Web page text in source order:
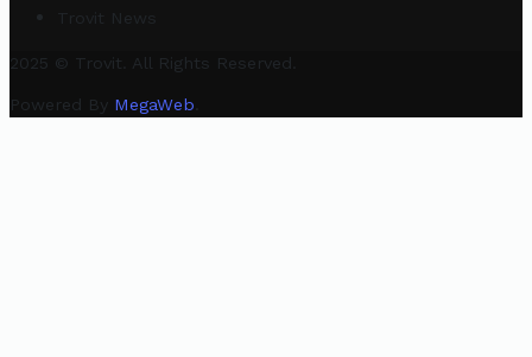
Trovit News
2025 © Trovit. All Rights Reserved.
Powered By MegaWeb